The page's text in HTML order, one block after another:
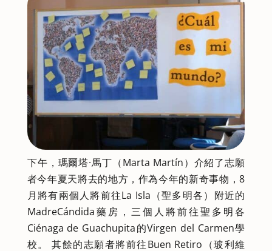
下午，瑪爾塔·馬丁（Marta Martín）介紹了志願
者今年夏天將去的地方，作為今年的新奇事物，8
月將有兩個人將前往La Isla（聖多明各）附近的
MadreCándida藥房，三個人將前往聖多明各
Ciénaga de Guachupita的Virgen del Carmen學
校。 其餘的志願者將前往Buen Retiro（玻利維